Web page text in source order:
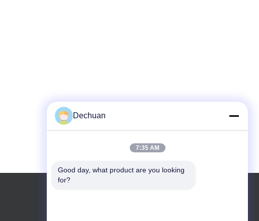
Dechuan
7:35 AM
Good day, what product are you looking
for?